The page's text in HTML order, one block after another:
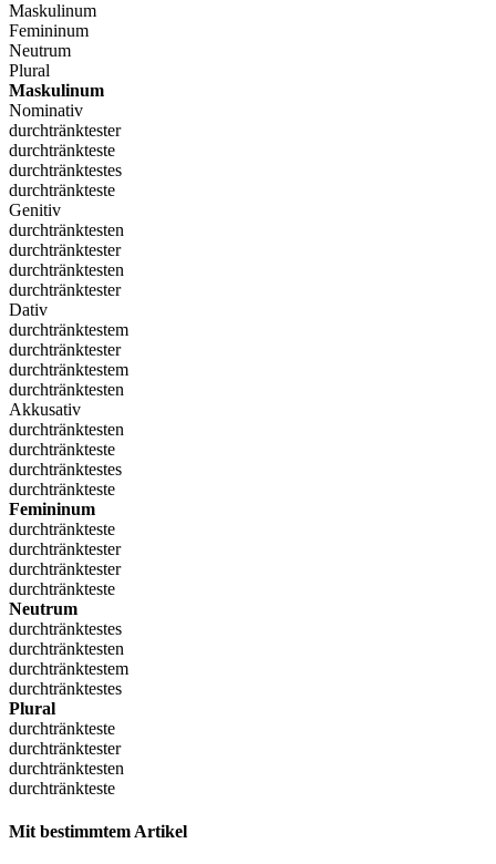
Maskulinum
Femininum
Neutrum
Plural
Maskulinum
Nominativ
durchtränktester
durchtränkteste
durchtränktestes
durchtränkteste
Genitiv
durchtränktesten
durchtränktester
durchtränktesten
durchtränktester
Dativ
durchtränktestem
durchtränktester
durchtränktestem
durchtränktesten
Akkusativ
durchtränktesten
durchtränkteste
durchtränktestes
durchtränkteste
Femininum
durchtränkteste
durchtränktester
durchtränktester
durchtränkteste
Neutrum
durchtränktestes
durchtränktesten
durchtränktestem
durchtränktestes
Plural
durchtränkteste
durchtränktester
durchtränktesten
durchtränkteste
Mit bestimmtem Artikel